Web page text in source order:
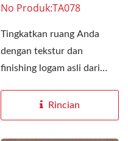
No Produk:TA078
Tingkatkan ruang Anda
dengan tekstur dan
finishing logam asli dari
Rincian